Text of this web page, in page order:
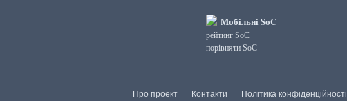
Мобільні SoC
рейтинг SoC
порівняти SoC
Про проект Контакти Політика конфіденційності